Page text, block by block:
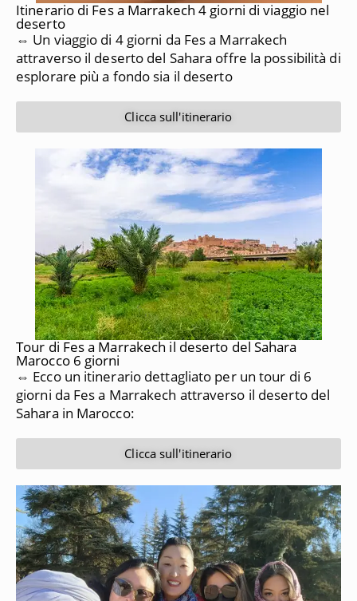
Itinerario di Fes a Marrakech 4 giorni di viaggio nel
deserto
⇔ Un viaggio di 4 giorni da Fes a Marrakech
attraverso il deserto del Sahara offre la possibilità di
esplorare più a fondo sia il deserto
Clicca sull'itinerario
Tour di Fes a Marrakech il deserto del Sahara
Marocco 6 giorni
⇔ Ecco un itinerario dettagliato per un tour di 6
giorni da Fes a Marrakech attraverso il deserto del
Sahara in Marocco:
Clicca sull'itinerario